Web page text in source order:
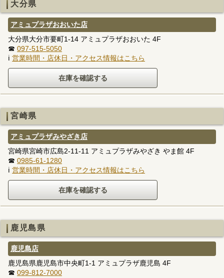
大分県
アミュプラザおおいた店
大分県大分市要町1-14 アミュプラザおおいた 4F
☎ 097-515-5050
ℹ 営業時間・店休日・アクセス情報はこちら
宮崎県
アミュプラザみやざき店
宮崎県宮崎市広島2-11-11 アミュプラザみやざき やま館 4F
☎ 0985-61-1280
ℹ 営業時間・店休日・アクセス情報はこちら
鹿児島県
鹿児島店
鹿児島県鹿児島市中央町1-1 アミュプラザ鹿児島 4F
☎ 099-812-7000